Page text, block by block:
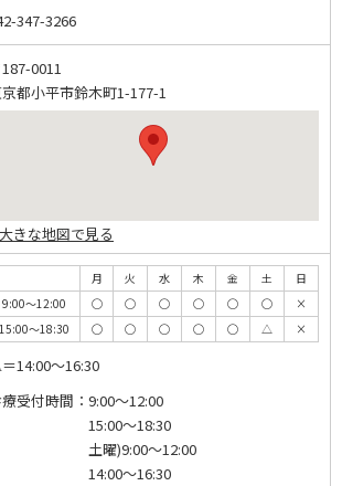
347-3266
187-0011
都小平市鈴木町1-177-1
大きな地図で見る
月 火 水 木 金 土
日
9:00～12:00
◯ ◯ ◯ ◯ ◯ ◯
×
15:00～18:30
◯ ◯ ◯ ◯ ◯ △ ×
14:00～16:30
受付時間： 9:00～12:00
15:00～18:30
土曜)9:00～12:00
14:00～16:30